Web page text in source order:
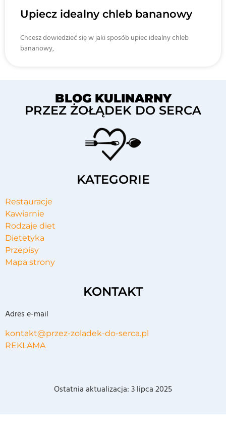
Upiecz idealny chleb bananowy
Chcesz dowiedzieć się w jaki sposób upiec idealny chleb
bananowy,
BLOG KULINARNY
PRZEZ ŻOŁĄDEK DO SERCA
KATEGORIE
Restauracje
Kawiarnie
Rodzaje diet
Dietetyka
Przepisy
Mapa strony
KONTAKT
Adres e-mail
kontakt@przez-zoladek-do-serca.pl
REKLAMA
Ostatnia aktualizacja: 3 lipca 2025